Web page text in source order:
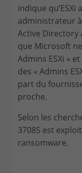
indique qu’ESXi
administrateur
Active Directory
que Microsoft
Admins ESXi »
des « Admins
part du
proche.
Selon les
37085 est
ransomware.